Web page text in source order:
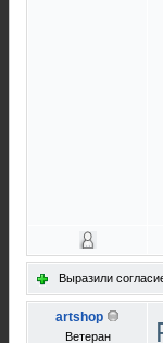
Выразили
artshop
Ветеран